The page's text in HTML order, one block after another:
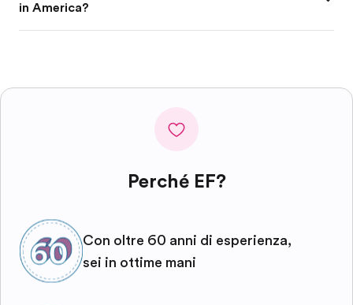
in America?
Perché EF?
Con oltre 60 anni di esperienza,
sei in ottime mani